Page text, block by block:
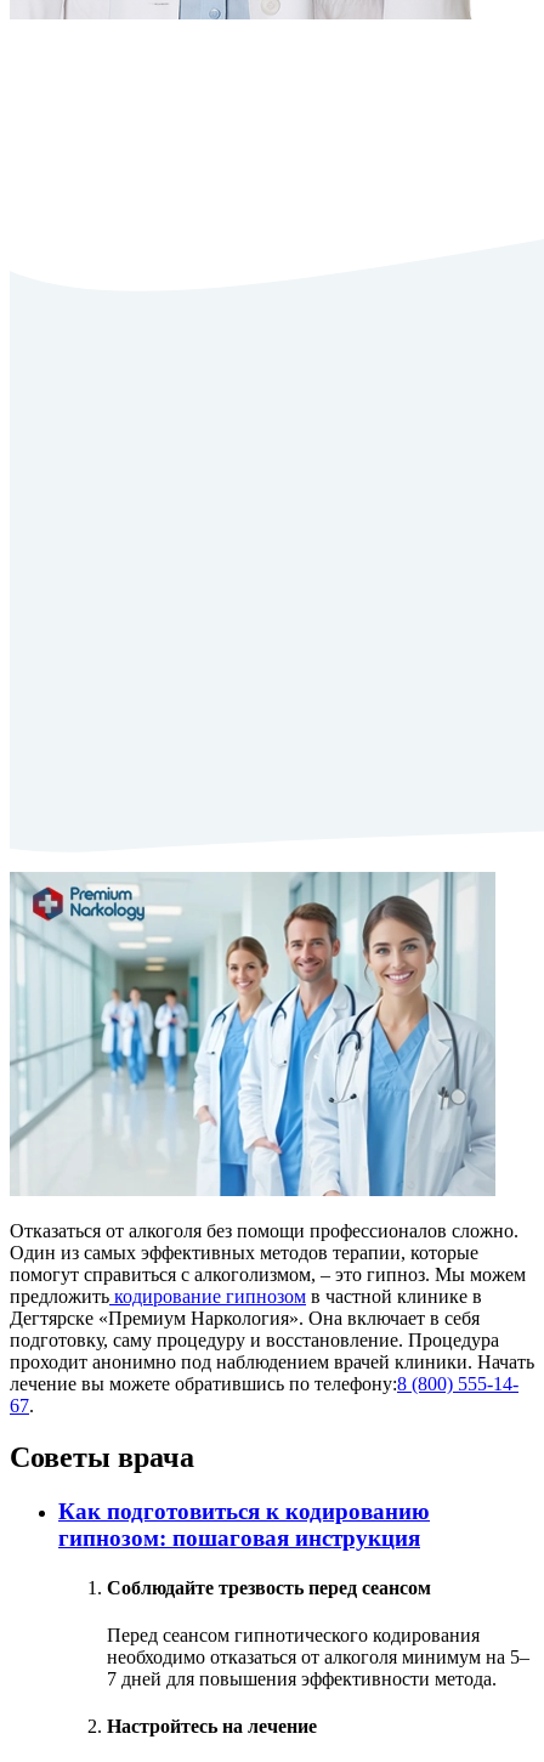
Отказаться от алкоголя без помощи профессионалов сложно.
Один из самых эффективных методов терапии, которые
помогут справиться с алкоголизмом, – это гипноз. Мы можем
предложить кодирование гипнозом в частной клинике в
Дегтярске «Премиум Наркология». Она включает в себя
подготовку, саму процедуру и восстановление. Процедура
проходит анонимно под наблюдением врачей клиники. Начать
лечение вы можете обратившись по телефону:8 (800) 555-14-
67.
Советы врача
Как подготовиться к кодированию
гипнозом: пошаговая инструкция
Соблюдайте трезвость перед сеансом
Перед сеансом гипнотического кодирования
необходимо отказаться от алкоголя минимум на 5–
7 дней для повышения эффективности метода.
Настройтесь на лечение